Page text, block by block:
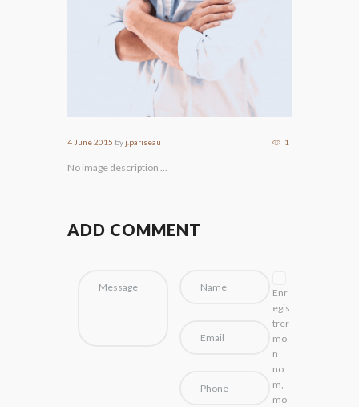
4 June 2015 byj.pariseau 1
No image description ...
ADD COMMENT
Enr
egis
trer
mo
n
no
m,
mo